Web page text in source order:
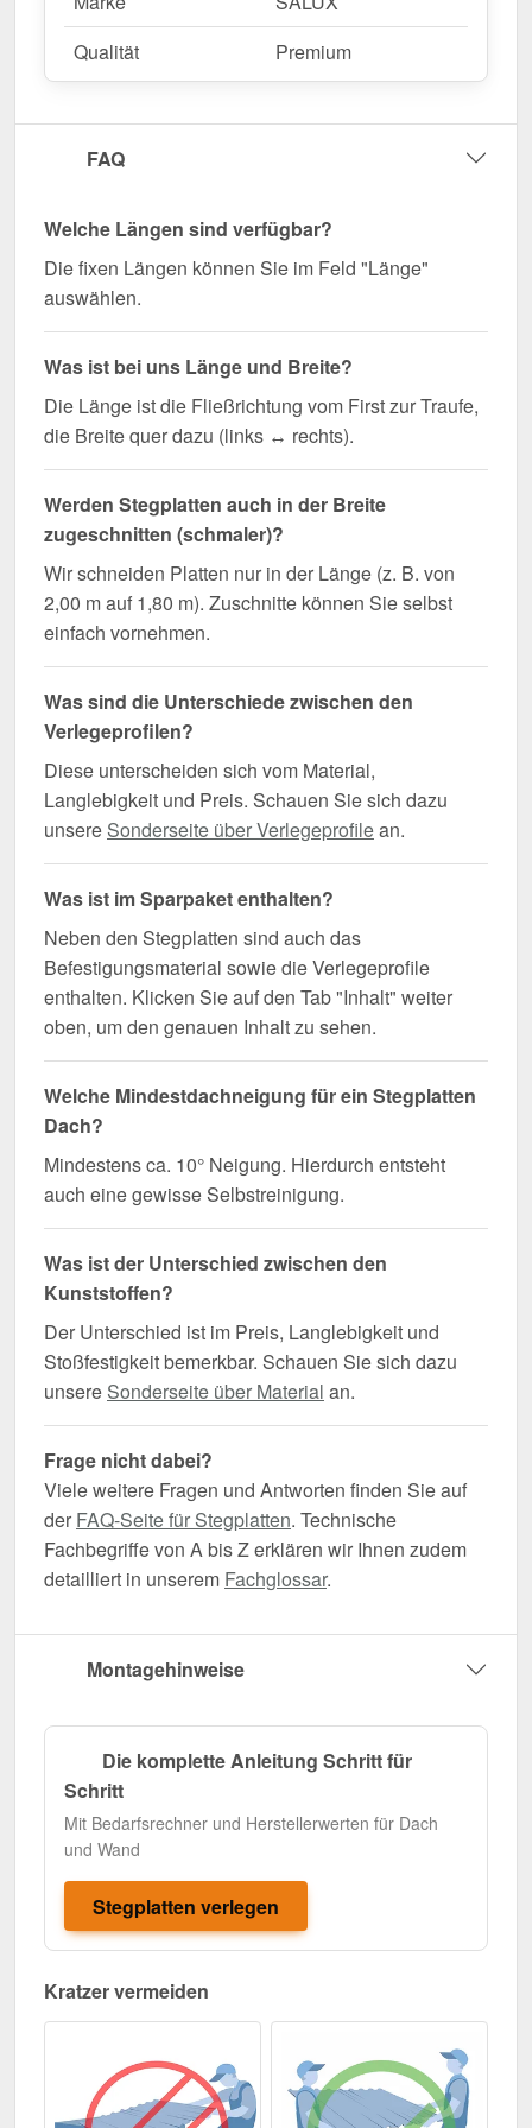
Qualität
Premium
FAQ
Welche Längen sind verfügbar?
Die fixen Längen können Sie im Feld "Länge"
auswählen.
Was ist bei uns Länge und Breite?
Die Länge ist die Fließrichtung vom First zur Traufe,
die Breite quer dazu (links ↔ rechts).
Werden Stegplatten auch in der Breite
zugeschnitten (schmaler)?
Wir schneiden Platten nur in der Länge (z. B. von
2,00 m auf 1,80 m). Zuschnitte können Sie selbst
einfach vornehmen.
Was sind die Unterschiede zwischen den
Verlegeprofilen?
Diese unterscheiden sich vom Material,
Langlebigkeit und Preis. Schauen Sie sich dazu
unsere Sonderseite über Verlegeprofilean.
Was ist im Sparpaket enthalten?
Neben den Stegplatten sind auch das
Befestigungsmaterial sowie die Verlegeprofile
enthalten. Klicken Sie auf den Tab "Inhalt" weiter
oben, um den genauen Inhalt zu sehen.
Welche Mindestdachneigung für ein Stegplatten
Dach?
Mindestens ca. 10° Neigung. Hierdurch entsteht
auch eine gewisse Selbstreinigung.
Was ist der Unterschied zwischen den
Kunststoffen?
Der Unterschied ist im Preis, Langlebigkeit und
Stoßfestigkeit bemerkbar. Schauen Sie sich dazu
unsere Sonderseite über Material an.
Frage nicht dabei?
Viele weitere Fragen und Antworten finden Sie auf
der FAQ-Seite für Stegplatten. Technische
Fachbegriffe von A bis Z erklären wir Ihnen zudem
detailliert in unserem Fachglossar.
Montagehinweise
Die komplette Anleitung Schritt für
Schritt
Mit Bedarfsrechner und Herstellerwerten für Dach
und Wand
Stegplatten verlegen
Kratzer vermeiden